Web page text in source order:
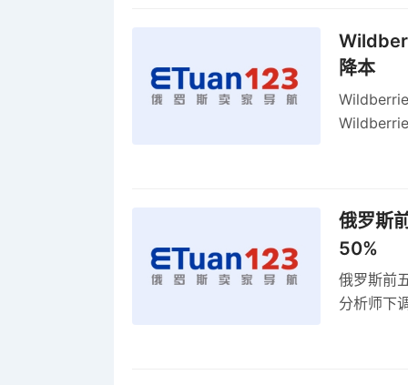
降本
俄罗斯
50%
俄罗斯前
分析师下